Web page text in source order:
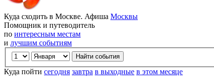
Куда сходить в Москве. Афиша Москвы
Помощник и путеводитель
по интересным местам
и лучшим событиям
Куда пойти сегодня завтра в выходные в этом месяце